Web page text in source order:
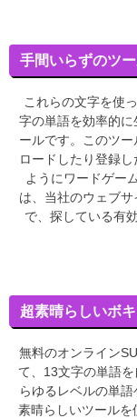
手間いらずのツ
これらの文字を使
字の単語を効率的
ールです。このツ
ロードしたり登録
ようにワードゲー
は、当社のウェブ
で、探している有
超素晴らしいボ
無料のオンライン
て、13文字の単語
らゆるレベルの単
素晴らしいツールを